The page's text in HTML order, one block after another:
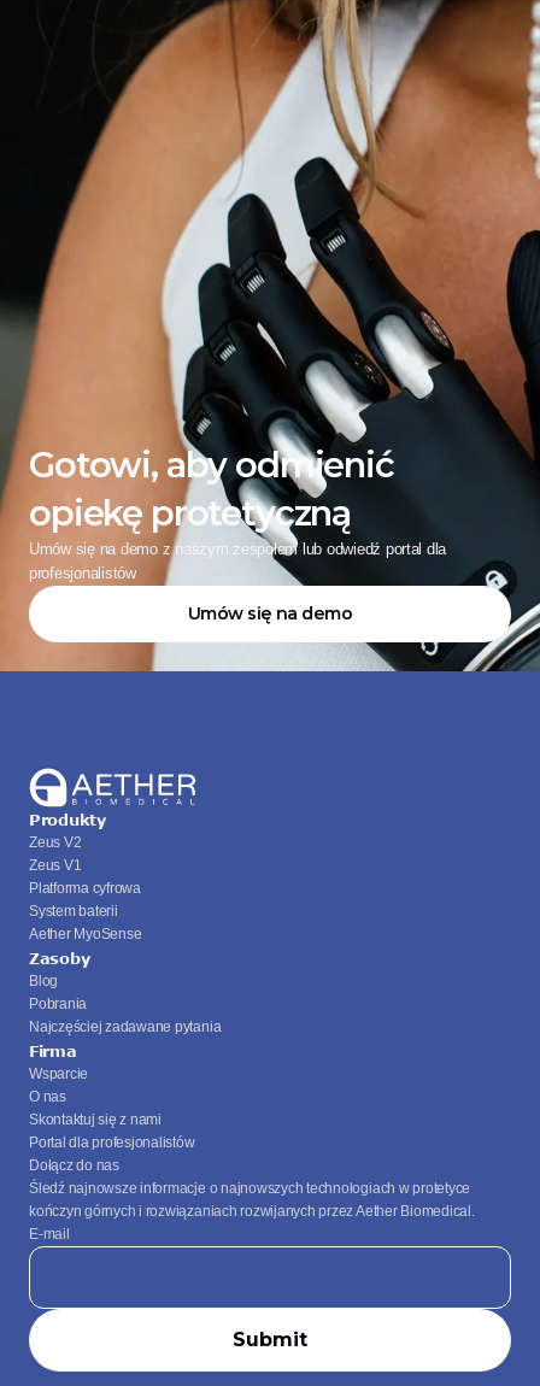
Gotowi, aby odmienić
opiekę protetyczną
Umów się na demo z naszym zespołem lub odwiedź portal dla
profesjonalistów
Umów się na demo
Produkty
Zeus V2
Zeus V1
Platforma cyfrowa
System baterii
Aether MyoSense
Zasoby
Blog
Pobrania
Najczęściej zadawane pytania
Firma
Wsparcie
O nas
Skontaktuj się z nami
Portal dla profesjonalistów
Dołącz do nas
Śledź najnowsze informacje o najnowszych technologiach w protetyce
kończyn górnych i rozwiązaniach rozwijanych przez Aether Biomedical.
E-mail